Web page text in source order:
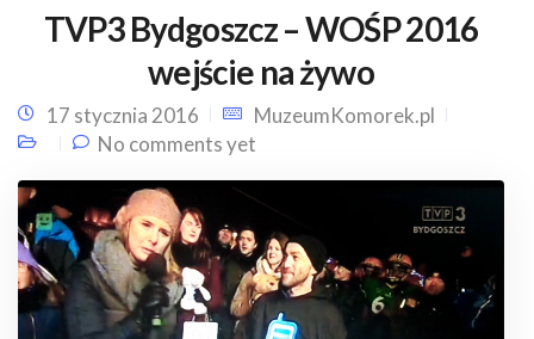
TVP3 Bydgoszcz – WOŚP 2016
wejście na żywo
17 stycznia 2016
MuzeumKomorek.pl
No comments yet